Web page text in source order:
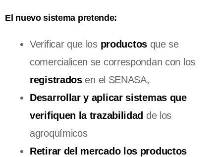
El nuevo sistema pretende:
Verificar que los productosque se
comercialicen se correspondan con los
registradosen el SENASA,
Desarrollar y aplicar sistemas que
verifiquen la trazabilidad de los
agroquímicos
Retirar del mercado los productos